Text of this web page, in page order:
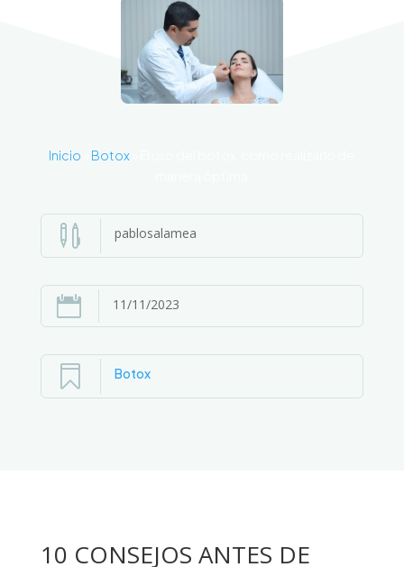
Inicio Botox
 pablosalamea
 11/11/2023
 Botox
10 CONSEJOS ANTES DE